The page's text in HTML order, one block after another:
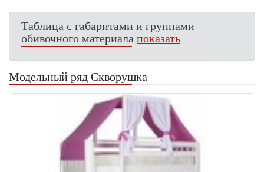
Таблица с габаритами и группами
обивочного материалапоказать
Модельный ряд Скворушка